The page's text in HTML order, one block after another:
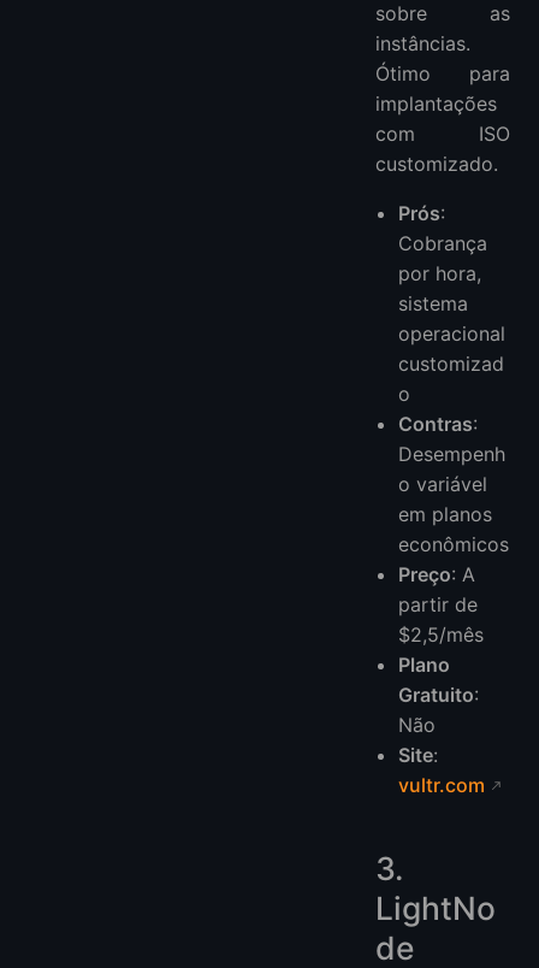
sobre as
instâncias.
Ótimo para
implantações
com ISO
customizado.
Prós:
Cobrança
por hora,
sistema
operacional
customizad
o
Contras:
Desempenh
o variável
em planos
econômicos
Preço: A
partir de
$2,5/mês
Plano
Gratuito:
Não
Site:
vultr.com
3.
LightNo
de